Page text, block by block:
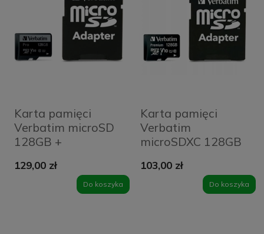
Karta pamięci
Verbatim microSD
128GB +
47044 Czarna -
129,00 zł
Do koszyka
Karta pamięci
Verbatim
microSDXC 128GB
44085 Czarna -
103,00 zł
Do koszyka